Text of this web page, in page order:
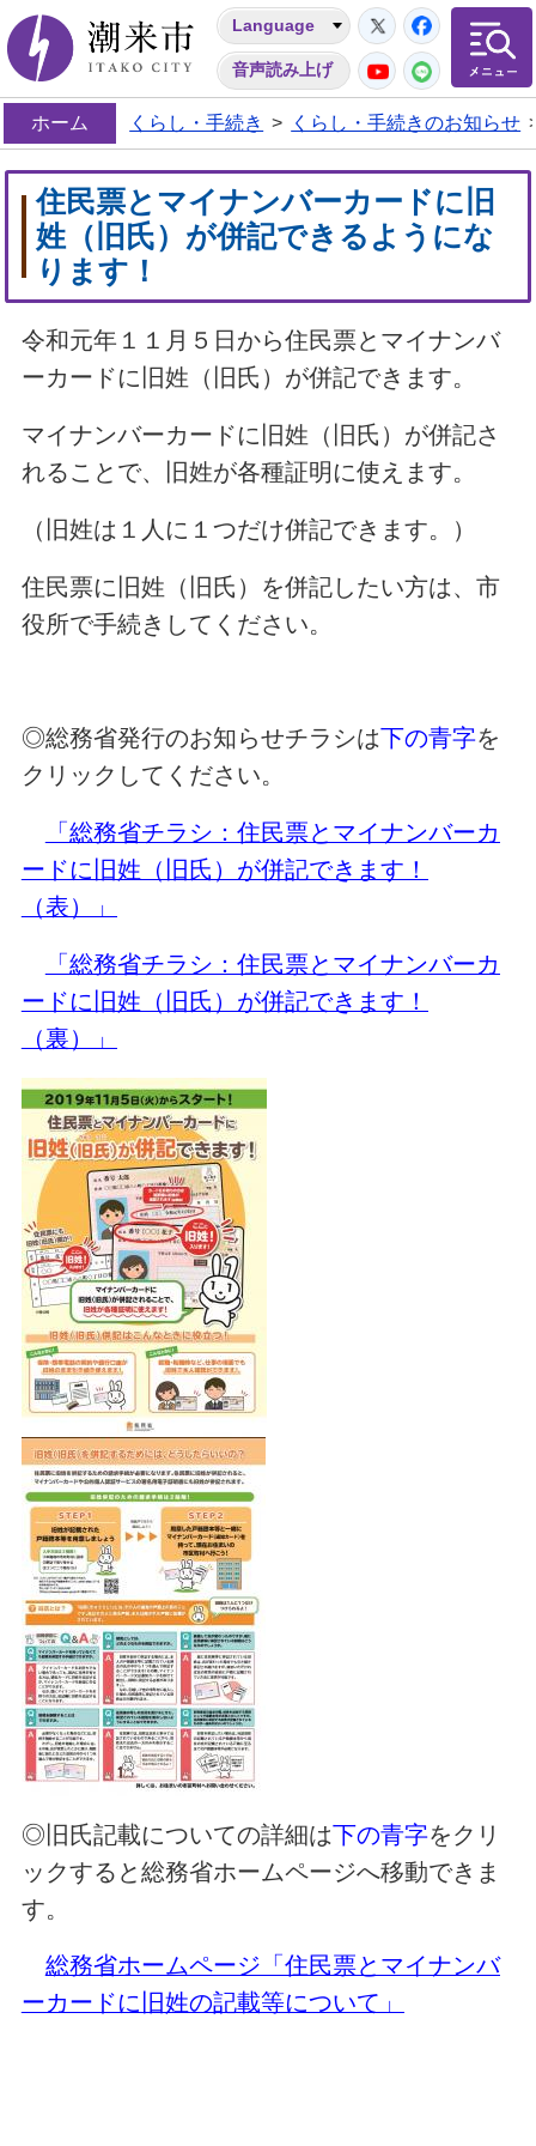
潮来市
Language
音声読み上げ
Twitter
YouTube
LINE
ホーム くらし・手続き > くらし・手続きのお知らせ
住民票とマイナンバーカードに旧
姓（旧氏）が併記できるようにな
ります！
令和元年１１月５日から住民票とマイナンバ
ーカードに旧姓（旧氏）が併記できます。
マイナンバーカードに旧姓（旧氏）が併記さ
れることで、旧姓が各種証明に使えます。
（旧姓は１人に１つだけ併記できます。）
住民票に旧姓（旧氏）を併記したい方は、市
役所で手続きしてください。
◎総務省発行のお知らせチラシは下の青字を
クリックしてください。
「総務省チラシ：住民票とマイナンバーカ
ードに旧姓（旧氏）が併記できます！
（表）」
「総務省チラシ：住民票とマイナンバーカ
ードに旧姓（旧氏）が併記できます！
（裏）」
◎旧氏記載についての詳細は下の青字をクリ
ックすると総務省ホームページへ移動できま
す。
総務省ホームページ「住民票とマイナンバ
ーカードに旧姓の記載等について」